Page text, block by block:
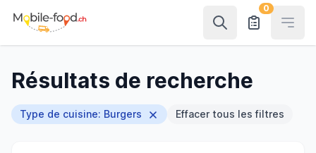
0
Résultats de recherche
Type de cuisine: Burgers Effacer tous les filtres